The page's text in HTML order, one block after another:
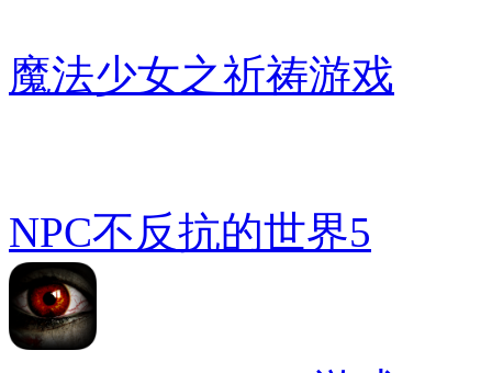
魔法少女之祈祷游戏
NPC不反抗的世界5